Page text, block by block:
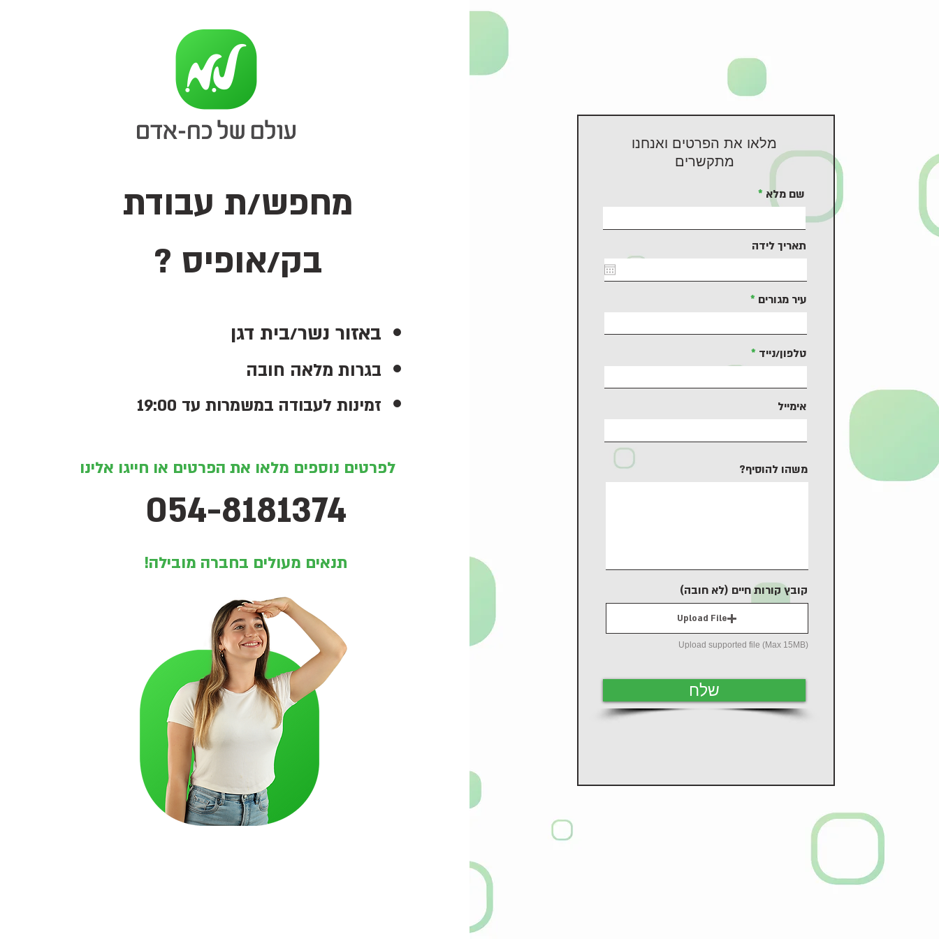
מחפש/ת עבודת
בק/אופיס ?
באזור נשר/בית דגן
בגרות מלאה חובה
זמינות לעבודה במשמרות עד 19:00
לפרטים נוספים מלאו את הפרטים או חייגו אלינו
054-8181374
תנאים מעולים בחברה מובילה!
מלאו את הפרטים ואנחנו
מתקשרים
שם מלא
תאריך לידה
עיר מגורים
טלפון/נייד
אימייל
משהו להוסיף?
קובץ קורות חיים (לא חובה)
Upload File
Upload supported file (Max 15MB)
שלח